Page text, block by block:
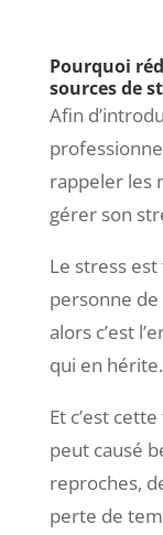
Pourquoi
sources de
Afin
rappeler les
gérer son
Le stress
personne de
alors c’est
qui en hérite.
Et c’est
peut causé
reproches,
perte de